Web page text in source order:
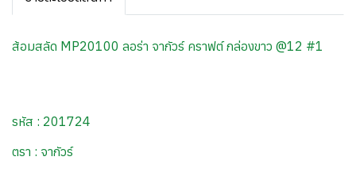
ส้อมสลัด MP20100 ลอร่า จากัวร์ คราฟต์ กล่องขาว @12 #1
รหัส : 201724
ตรา : จากัวร์